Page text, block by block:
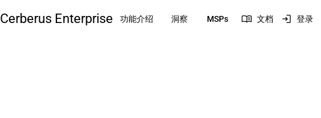
Cerberus Enterprise 功能介绍 洞察 MSPs menu_book 文档 login 登录